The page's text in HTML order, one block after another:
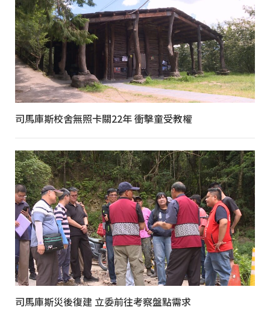
司馬庫斯校舍無照卡關22年 衝擊童受教權
司馬庫斯災後復建 立委前往考察盤點需求